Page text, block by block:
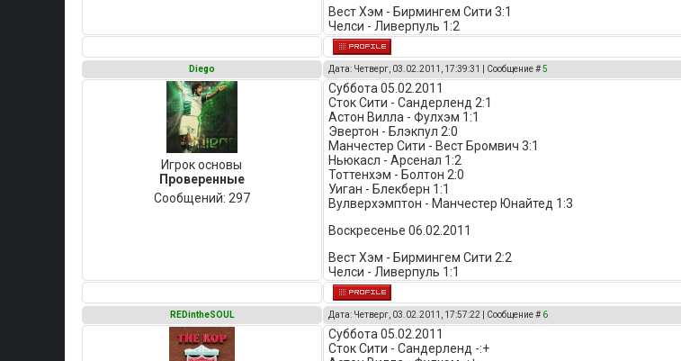
Вест Хэм - Бирмингем Сити 3:1
Челси - Ливерпуль 1:2
Diego Дата: Четверг, 03.02.2011, 17:39:31 | Сообщение #5
Игрок основы
Проверенные
Сообщений: 297
Суббота 05.02.2011
Сток Сити - Сандерленд 2:1
Астон Вилла - Фулхэм 1:1
Эвертон - Блэкпул 2:0
Манчестер Сити - Вест Бромвич 3:1
Ньюкасл - Арсенал 1:2
Тоттенхэм - Болтон 2:0
Уиган - Блекберн 1:1
Вулверхэмптон - Манчестер Юнайтед 1:3
Воскресенье 06.02.2011
Вест Хэм - Бирмингем Сити 2:2
Челси - Ливерпуль 1:1
REDintheSOUL Дата: Четверг, 03.02.2011, 17:57:22 | Сообщение # 6
Суббота 05.02.2011
Сток Сити - Сандерленд -:+